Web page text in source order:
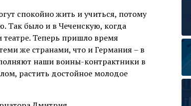
спокойно жить и учиться, потому
Так было и в Чеченскую, когда
Теперь пришло время
же странами, что и Германия – в
наши воины-контрактники в
растить достойное молодое